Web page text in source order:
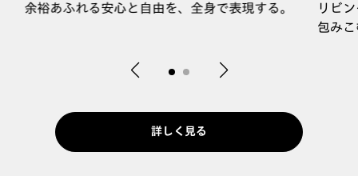
余裕あふれる安心と自由を、全身で表現する。
リビ
包み
詳しく見る